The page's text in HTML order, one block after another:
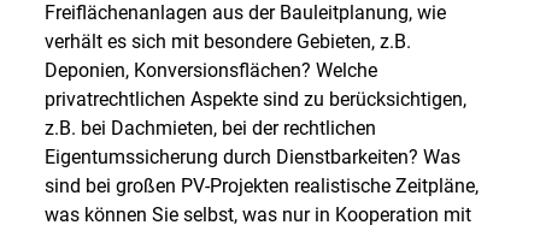
Freiflächenanlagen aus der Bauleitplanung, wie
verhält es sich mit besondere Gebieten, z.B.
Deponien, Konversionsflächen? Welche
privatrechtlichen Aspekte sind zu berücksichtigen,
z.B. bei Dachmieten, bei der rechtlichen
Eigentumssicherung durch Dienstbarkeiten? Was
sind bei großen PV-Projekten realistische Zeitpläne,
was können Sie selbst, was nur in Kooperation mit